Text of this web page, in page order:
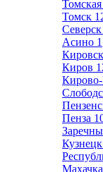
Томская
Томск
Северск
Асино 1
Киров
Пенза
Кузнецк